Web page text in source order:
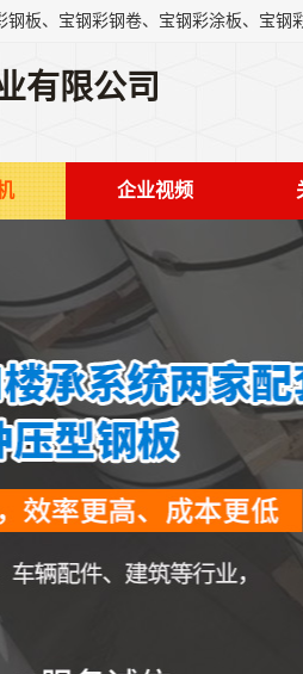
有限公司
企业视频